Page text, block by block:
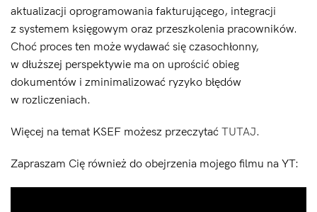
aktualizacji oprogramowania fakturującego, integracji
z systemem księgowym oraz przeszkolenia pracowników.
Choć proces ten może wydawać się czasochłonny,
w dłuższej perspektywie ma on uprościć obieg
dokumentów i zminimalizować ryzyko błędów
w rozliczeniach.
Więcej na temat KSEF możesz przeczytać TUTAJ.
Zapraszam Cię również do obejrzenia mojego filmu na YT: